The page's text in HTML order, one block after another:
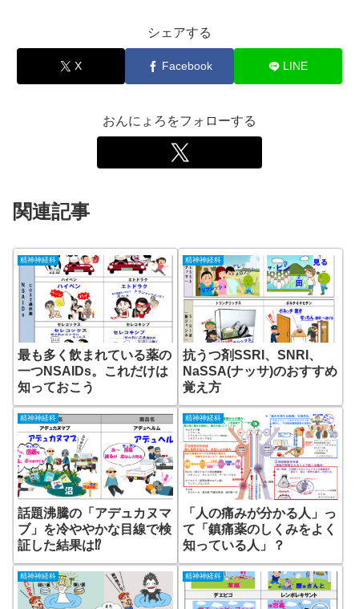
シェアする
X Facebook LINE
おんにょろをフォローする
関連記事
精神神経科
最も多く飲まれている薬の
一つNSAIDs。これだけは
知っておこう
精神神経科
抗うつ剤SSRI、SNRI、
NaSSA(ナッサ)のおすすめ
覚え方
精神神経科
話題沸騰の「アデュカヌマ
ブ」を冷ややかな目線で検
証した結果は⁉
精神神経科
「人の痛みが分かる人」っ
て「鎮痛薬のしくみをよく
知っている人」？
精神神経科 精神神経科